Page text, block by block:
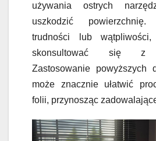
używania ostrych
uszkodzić
trudności lub
skonsultować się z
Zastosowanie powyższych
może znacznie ułatwić
folii, przynosząc